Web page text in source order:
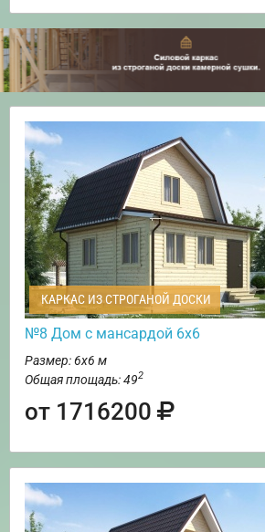
КАРКАС ИЗ СТРОГАНОЙ ДОСКИ
№8 Дом с мансардой 6х6
Размер: 6х6 м
Общая площадь: 492
от 1716200